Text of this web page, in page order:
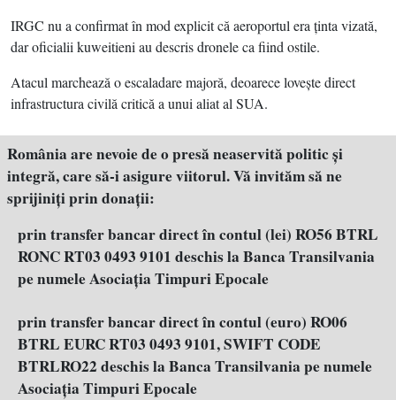
IRGC nu a confirmat în mod explicit că aeroportul era ţinta vizată,
dar oficialii kuweitieni au descris dronele ca fiind ostile.
Atacul marchează o escaladare majoră, deoarece loveşte direct
infrastructura civilă critică a unui aliat al SUA.
România are nevoie de o presă neaservită politic şi
integră, care să-i asigure viitorul. Vă invităm să ne
sprijiniţi prin donaţii:
prin transfer bancar direct în contul (lei) RO56 BTRL
RONC RT03 0493 9101 deschis la Banca Transilvania
pe numele Asociația Timpuri Epocale
prin transfer bancar direct în contul (euro) RO06
BTRL EURC RT03 0493 9101, SWIFT CODE
BTRLRO22 deschis la Banca Transilvania pe numele
Asociația Timpuri Epocale